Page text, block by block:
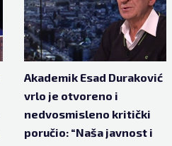
Akademik Esad Duraković
vrlo je otvoreno i
nedvosmisleno kritički
poručio: “Naša javnost i